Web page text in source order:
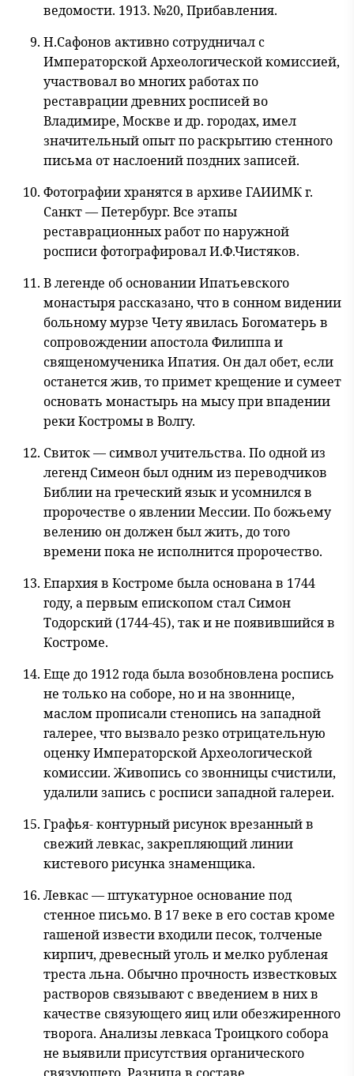
ведомости. 1913. №20, Прибавления.
Н.Сафонов активно сотрудничал с
Императорской Археологической комиссией,
участвовал во многих работах по
реставрации древних росписей во
Владимире, Москве и др. городах, имел
значительный опыт по раскрытию стенного
письма от наслоений поздних записей.
Фотографии хранятся в архиве ГАИИМК г.
Санкт — Петербург. Все этапы
реставрационных работ по наружной
росписи фотографировал И.Ф.Чистяков.
В легенде об основании Ипатьевского
монастыря рассказано, что в сонном видении
больному мурзе Чету явилась Богоматерь в
сопровождении апостола Филиппа и
священомученика Ипатия. Он дал обет, если
останется жив, то примет крещение и сумеет
основать монастырь на мысу при впадении
реки Костромы в Волгу.
Свиток — символ учительства. По одной из
легенд Симеон был одним из переводчиков
Библии на греческий язык и усомнился в
пророчестве о явлении Мессии. По божьему
велению он должен был жить, до того
времени пока не исполнится пророчество.
Епархия в Костроме была основана в 1744
году, а первым епископом стал Симон
Тодорский (1744-45), так и не появившийся в
Костроме.
Еще до 1912 года была возобновлена роспись
не только на соборе, но и на звоннице,
маслом прописали стенопись на западной
галерее, что вызвало резко отрицательную
оценку Императорской Археологической
комиссии. Живопись со звонницы счистили,
удалили запись с росписи западной галереи.
Графья- контурный рисунок врезанный в
свежий левкас, закрепляющий линии
кистевого рисунка знаменщика.
Левкас — штукатурное основание под
стенное письмо. В 17 веке в его состав кроме
гашеной извести входили песок, толченые
кирпич, древесный уголь и мелко рубленая
треста льна. Обычно прочность известковых
растворов связывают с введением в них в
качестве связующего яиц или обезжиренного
творога. Анализы левкаса Троицкого собора
не выявили присутствия органического